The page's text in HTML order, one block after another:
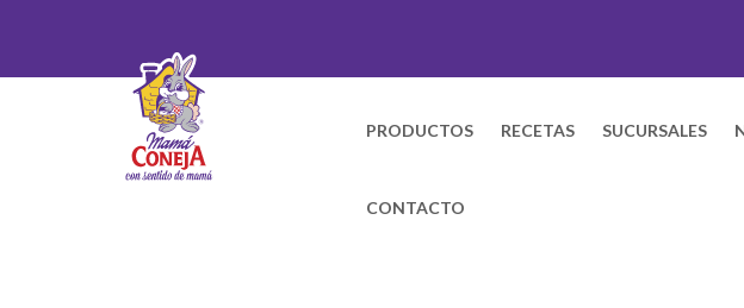
PRODUCTOS RECETAS SUCURSALES
CONTACTO